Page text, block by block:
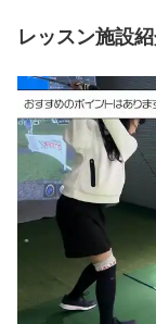
レッスン施設